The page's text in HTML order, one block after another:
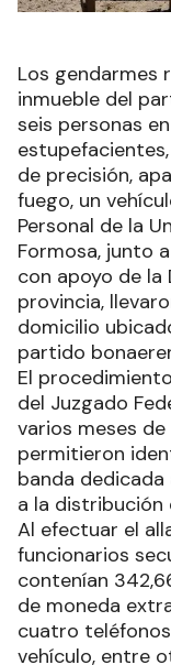
Los gendarmes
inmueble del
seis personas
de precisión,
fuego, un
Personal de la
Formosa, junto
con apoyo de la
provincia,
domicilio
partido
El
del Juzgado
varios meses
permitieron
banda
a la distribución
Al efectuar el
funcionarios
contenían
de moneda
cuatro
vehículo, entre